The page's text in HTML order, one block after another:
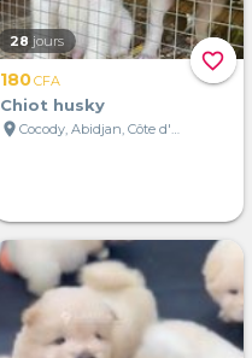
favorite_border
28 jours
180CFA
Chiot husky
location_on
Cocody, Abidjan, Côte d'Ivoire